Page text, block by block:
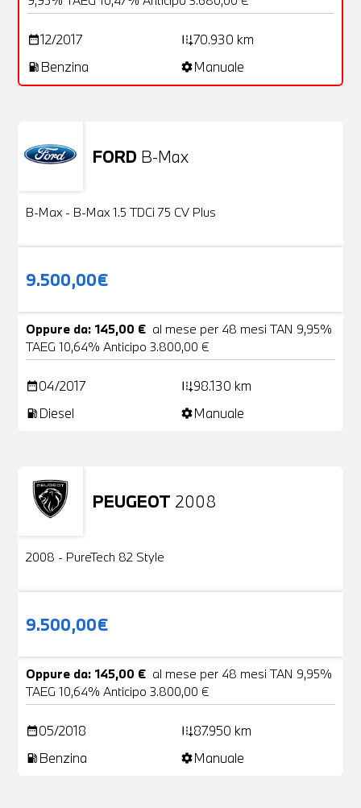
date_range12/2017 add_road70.930 km
local_gas_station Benzina settingsManuale
FORD B-Max
B-Max - B-Max 1.5 TDCi 75 CV Plus
9.500,00€
Oppure da: 145,00 € al mese per 48 mesi TAN 9,95%
TAEG 10,64% Anticipo 3.800,00 €
date_range04/2017 add_road98.130 km
local_gas_station Diesel settingsManuale
PEUGEOT 2008
Usato
2008 - PureTech 82 Style
9.500,00€
Oppure da: 145,00 € al mese per 48 mesi TAN 9,95%
TAEG 10,64% Anticipo 3.800,00 €
date_range05/2018 add_road87.950 km
local_gas_station Benzina settingsManuale